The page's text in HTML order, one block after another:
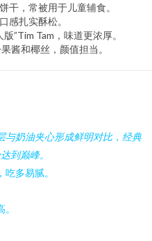
干，常被用于儿童辅食。
感扎实酥松。
版”Tim Tam，味道更浓厚。
酱和椰丝，颜值担当。
与奶油夹心形成鲜明对比，经典
到巅峰。
多易腻。